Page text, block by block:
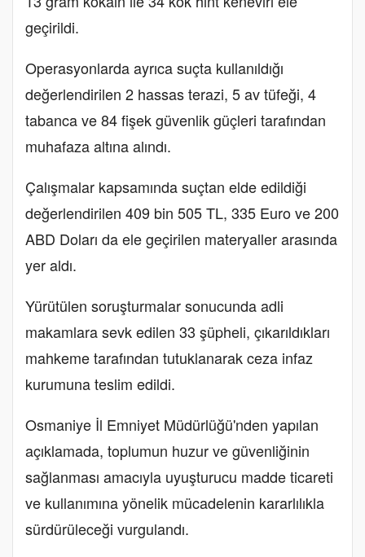
geçirildi.
Operasyonlarda ayrıca suçta kullanıldığı
değerlendirilen 2 hassas terazi, 5 av tüfeği, 4
tabanca ve 84 fişek güvenlik güçleri tarafından
muhafaza altına alındı.
Çalışmalar kapsamında suçtan elde edildiği
değerlendirilen 409 bin 505 TL, 335 Euro ve 200
ABD Doları da ele geçirilen materyaller arasında
yer aldı.
Yürütülen soruşturmalar sonucunda adli
makamlara sevk edilen 33 şüpheli, çıkarıldıkları
mahkeme tarafından tutuklanarak ceza infaz
kurumuna teslim edildi.
Osmaniye İl Emniyet Müdürlüğü'nden yapılan
açıklamada, toplumun huzur ve güvenliğinin
sağlanması amacıyla uyuşturucu madde ticareti
ve kullanımına yönelik mücadelenin kararlılıkla
sürdürüleceği vurgulandı.